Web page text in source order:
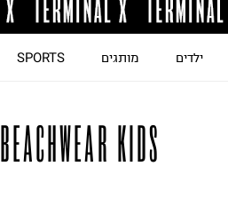
ילדים מותגים SPORTS
BEACHWEAR KIDS